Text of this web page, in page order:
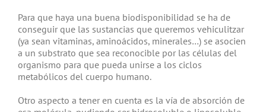
Para que haya una buena biodisponibilidad se ha de
conseguir que las sustancias que queremos vehiculitzar
(ya sean vitaminas, aminoácidos, minerales…) se asocien
a un substrato que sea reconocible por las células del
organismo para que pueda unirse a los ciclos
metabólicos del cuerpo humano.
Otro aspecto a tener en cuenta es la vía de absorción de